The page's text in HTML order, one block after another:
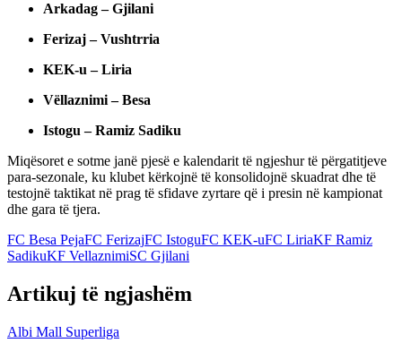
Arkadag – Gjilani
Ferizaj – Vushtrria
KEK-u – Liria
Vëllaznimi – Besa
Istogu – Ramiz Sadiku
Miqësoret e sotme janë pjesë e kalendarit të ngjeshur të përgatitjeve
para-sezonale, ku klubet kërkojnë të konsolidojnë skuadrat dhe të
testojnë taktikat në prag të sfidave zyrtare që i presin në kampionat
dhe gara të tjera.
FC Besa PejaFC FerizajFC IstoguFC KEK-uFC LiriaKF Ramiz
SadikuKF VellaznimiSC Gjilani
Artikuj të ngjashëm
Albi Mall Superliga